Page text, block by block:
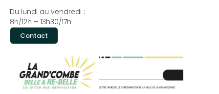
Du lundi au vendredi :
8h/12h – 13h30/17h
Contact